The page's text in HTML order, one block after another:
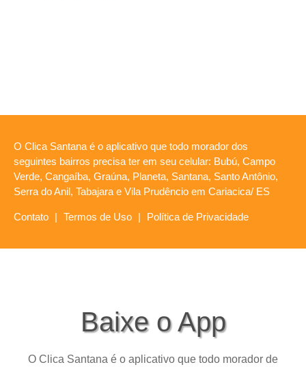
O Clica Santana é o aplicativo que todo morador dos
seguintes bairros precisa ter em seu celular: Bubú, Campo
Verde, Cangaíba, Graúna, Planeta, Santana, Santo Antônio,
Serra do Anil, Tabajara e Vila Prudêncio em Cariacica/ ES
Contato | Termos de Uso | Política de Privacidade
Baixe o App
O Clica Santana é o aplicativo que todo morador de